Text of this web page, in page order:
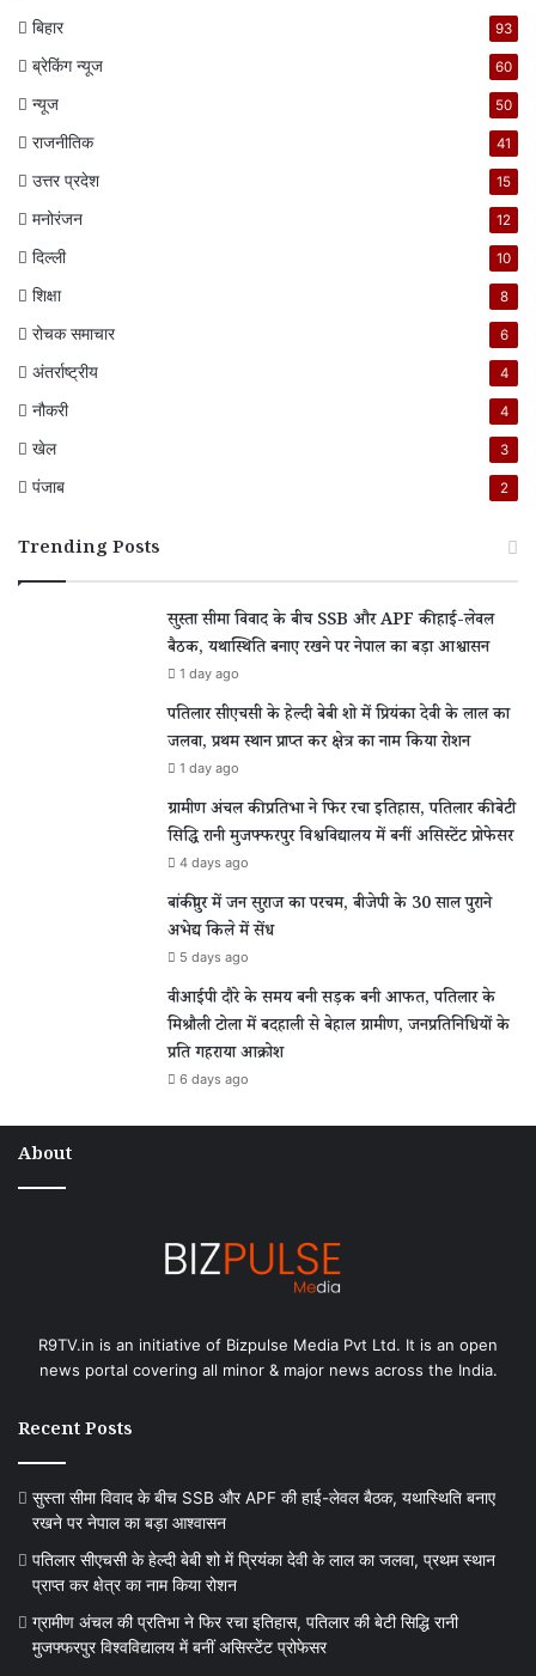
बिहार 93
ब्रेकिंग न्यूज 60
न्यूज 50
राजनीतिक 41
उत्तर प्रदेश 15
मनोरंजन 12
दिल्ली 10
शिक्षा 8
रोचक समाचार 6
अंतर्राष्ट्रीय 4
नौकरी 4
खेल 3
पंजाब 2
Trending Posts
सुस्ता सीमा विवाद के बीच SSB और APF की हाई-लेवल
बैठक, यथास्थिति बनाए रखने पर नेपाल का बड़ा आश्वासन
1 day ago
पतिलार सीएचसी के हेल्दी बेबी शो में प्रियंका देवी के लाल का
जलवा, प्रथम स्थान प्राप्त कर क्षेत्र का नाम किया रोशन
1 day ago
ग्रामीण अंचल की प्रतिभा ने फिर रचा इतिहास, पतिलार की बेटी
सिद्धि रानी मुजफ्फरपुर विश्वविद्यालय में बनीं असिस्टेंट प्रोफेसर
4 days ago
बांकीपुर में जन सुराज का परचम, बीजेपी के 30 साल पुराने
अभेद्य किले में सेंध
5 days ago
वीआईपी दौरे के समय बनी सड़क बनी आफत, पतिलार के
मिश्रौली टोला में बदहाली से बेहाल ग्रामीण, जनप्रतिनिधियों के
प्रति गहराया आक्रोश
6 days ago
About
R9TV.in is an initiative of Bizpulse Media Pvt Ltd. It is an open
news portal covering all minor & major news across the India.
Recent Posts
सुस्ता सीमा विवाद के बीच SSB और APF की हाई-लेवल बैठक, यथास्थिति बनाए
रखने पर नेपाल का बड़ा आश्वासन
पतिलार सीएचसी के हेल्दी बेबी शो में प्रियंका देवी के लाल का जलवा, प्रथम स्थान
प्राप्त कर क्षेत्र का नाम किया रोशन
ग्रामीण अंचल की प्रतिभा ने फिर रचा इतिहास, पतिलार की बेटी सिद्धि रानी
मुजफ्फरपुर विश्वविद्यालय में बनीं असिस्टेंट प्रोफेसर